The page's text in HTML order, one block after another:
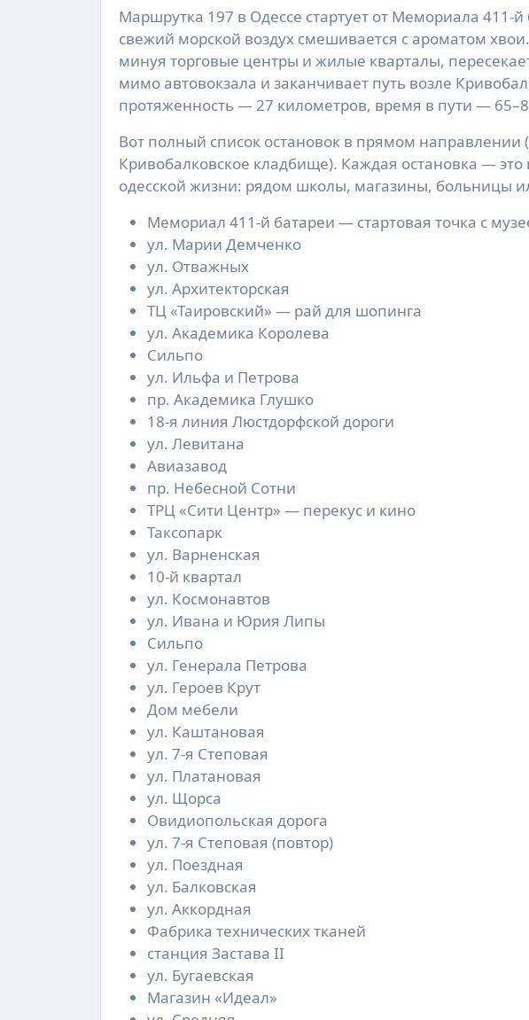
Маршрутка 197 в Одессе стартует от Мемориала 411-й
свежий морской воздух смешивается с ароматом
минуя торговые центры и жилые кварталы,
мимо автовокзала и заканчивает путь возле
протяженность — 27 километров, время в пути —
Вот полный список остановок в прямом
Кривобалковское кладбище). Каждая остановка — это
одесской жизни: рядом школы, магазины, больницы
Мемориал 411-й батареи — стартовая точка с
ул. Марии Демченко
ул. Отважных
ул. Архитекторская
ТЦ «Таировский» — рай для шопинга
ул. Академика Королева
Сильпо
ул. Ильфа и Петрова
пр. Академика Глушко
18-я линия Люстдорфской дороги
ул. Левитана
Авиазавод
пр. Небесной Сотни
ТРЦ «Сити Центр» — перекус и кино
Таксопарк
ул. Варненская
10-й квартал
ул. Космонавтов
ул. Ивана и Юрия Липы
Сильпо
ул. Генерала Петрова
ул. Героев Крут
Дом мебели
ул. Каштановая
ул. 7-я Степовая
ул. Платановая
ул. Щорса
Овидиопольская дорога
ул. 7-я Степовая (повтор)
ул. Поездная
ул. Балковская
ул. Аккордная
Фабрика технических тканей
станция Застава II
ул. Бугаевская
Магазин «Идеал»